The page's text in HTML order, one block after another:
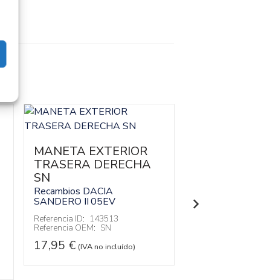
MANETA EXTERIOR
TRASERA DERECHA
SN
Recambios DACIA
SANDERO II 05EV
Referencia ID: 143513
Referencia OEM: SN
17,95 € (IVA no incluído)
SANDERO II